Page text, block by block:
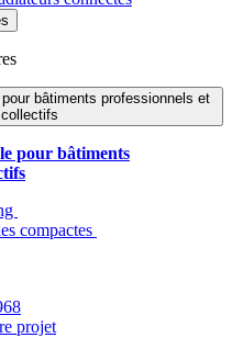
bâtiments professionnels et
collectifs
pour bâtiments
compactes
projet